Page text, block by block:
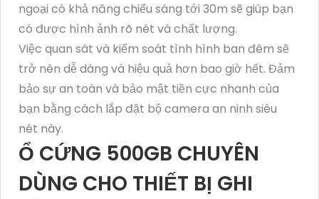
ngoại có khả năng chiếu sáng tới 30m sẽ giúp bạn
có được hình ảnh rõ nét và chất lượng.
Việc quan sát và kiểm soát tình hình ban đêm sẽ
trở nên dễ dàng và hiệu quả hơn bao giờ hết. Đảm
bảo sự an toàn và bảo mật tiền cực nhanh của
bạn bằng cách lắp đặt bộ camera an ninh siêu
nét này.
Ổ CỨNG 500GB CHUYÊN
DÙNG CHO THIẾT BỊ GHI